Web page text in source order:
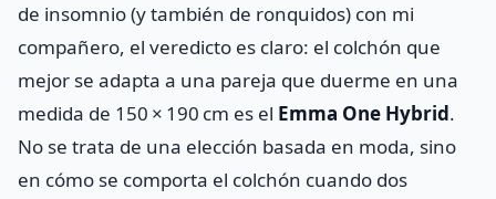
de insomnio (y también de ronquidos) con mi
compañero, el veredicto es claro: el colchón que
mejor se adapta a una pareja que duerme en una
medida de 150 × 190 cm es el Emma One Hybrid.
No se trata de una elección basada en moda, sino
en cómo se comporta el colchón cuando dos